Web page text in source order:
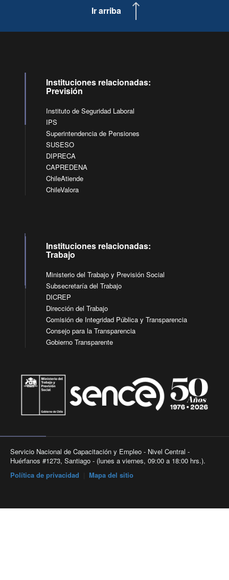
Ir arriba
Instituciones relacionadas:
Previsión
Instituto de Seguridad Laboral
IPS
Superintendencia de Pensiones
SUSESO
DIPRECA
CAPREDENA
ChileAtiende
ChileValora
Instituciones relacionadas:
Trabajo
Ministerio del Trabajo y Previsión Social
Subsecretaría del Trabajo
DICREP
Dirección del Trabajo
Comisión de Integridad Pública y Transparencia
Consejo para la Transparencia
Gobierno Transparente
Servicio Nacional de Capacitación y Empleo - Nivel Central -
Huérfanos #1273, Santiago - (lunes a viernes, 09:00 a 18:00 hrs.).
Política de privacidad
Mapa del sitio